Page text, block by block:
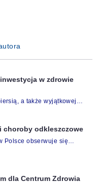
w zdrowie
a także wyjątkowej…
choroby odkleszczowe
Polsce obserwuje się…
dla Centrum Zdrowia